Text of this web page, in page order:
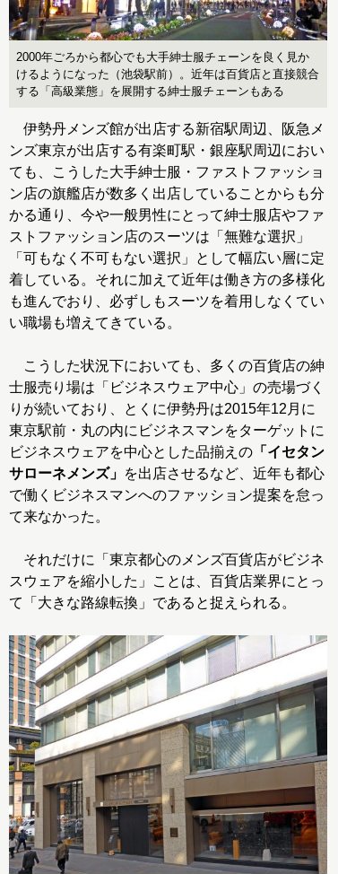
2000年ごろから都心でも大手紳士服チェーンを良く見か
けるようになった（池袋駅前）。近年は百貨店と直接競合
する「高級業態」を展開する紳士服チェーンもある
伊勢丹メンズ館が出店する新宿駅周辺、阪急メ
ンズ東京が出店する有楽町駅・銀座駅周辺におい
ても、こうした大手紳士服・ファストファッショ
ン店の旗艦店が数多く出店していることからも分
かる通り、今や一般男性にとって紳士服店やファ
ストファッション店のスーツは「無難な選択」
「可もなく不可もない選択」として幅広い層に定
着している。それに加えて近年は働き方の多様化
も進んでおり、必ずしもスーツを着用しなくてい
い職場も増えてきている。
こうした状況下においても、多くの百貨店の紳
士服売り場は「ビジネスウェア中心」の売場づく
りが続いており、とくに伊勢丹は2015年12月に
東京駅前・丸の内にビジネスマンをターゲットに
ビジネスウェアを中心とした品揃えの 「イセタン
サローネメンズ」 を出店させるなど、近年も都心
で働くビジネスマンへのファッション提案を怠っ
て来なかった。
それだけに「東京都心のメンズ百貨店がビジネ
スウェアを縮小した」ことは、百貨店業界にとっ
て「大きな路線転換」であると捉えられる。